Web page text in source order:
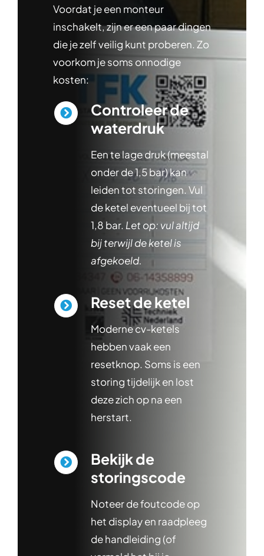
Voordat je een monteur
inschakelt, zijn er een paar dingen
die je zelf veilig kunt proberen. Zo
voorkom je soms onnodige
kosten:
Controleer de
waterdruk
Een te lage druk (meestal
onder de 1,5 bar) kan
leiden tot storingen. Vul
de ketel eventueel bij tot
1,8 bar. Let op: vul altijd
bij terwijl de ketel is
afgekoeld.
Reset de ketel
Moderne cv-ketels
hebben vaak een
resetknop. Soms is een
storing tijdelijk en lost
deze zich op na een
herstart.
Bekijk de
storingscode
Noteer de foutcode op
het display en raadpleeg
de handleiding (of